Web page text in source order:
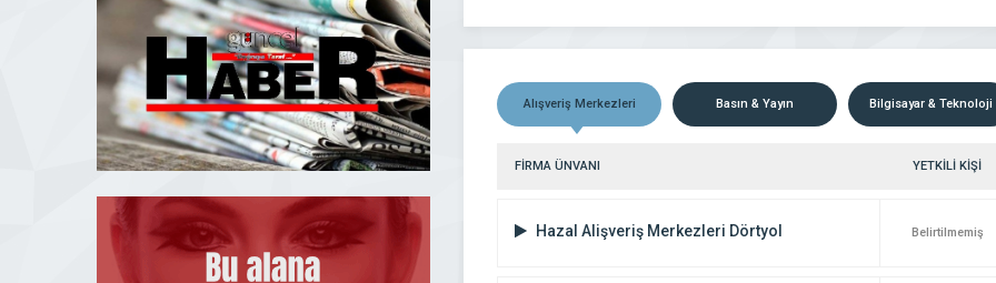
Alışveriş Merkezleri Basın & Yayın Bilgisayar & Teknoloji
FİRMA ÜNVANI YETKİLİ KİŞİ
Hazal Alişveriş Merkezleri Dörtyol Belirtilmemiş